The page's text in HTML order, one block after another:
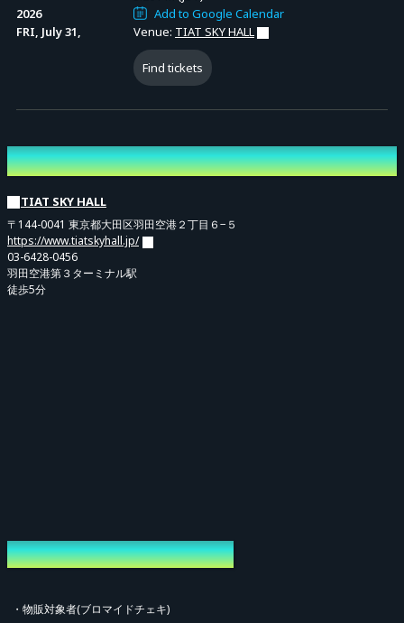
7月4日 22:00 〜 7月29日23:59まで
↓購入前に注意事項を必ずお読みください↓
特典会の途中であっても発見次第スタッフから注意をさせていただき、最悪の
場合は会場から退出していただきます。
※特典会は指定した場所以外の撮影は禁止となります。特典会中のご移動は出
来かねます。
※本公演では各レーンに入れるお客様の人数は1名様のみです。
※整列時はスタッフの指示に必ず従ってください。
※整列終了後の参加はいかなる理由でもお断りさせていただきます。
2026
FRI, July 31,
Add to Google Calendar
Venue: TIAT SKY HALL
Find tickets
Venue
TIAT SKY HALL
〒144-0041 東京都大田区羽田空港２丁目６−５
https://www.tiatskyhall.jp/
03-6428-0456
羽田空港第３ターミナル駅
徒歩5分
特典会参加者/物販対象者
・物販対象者(ブロマイドチェキ)